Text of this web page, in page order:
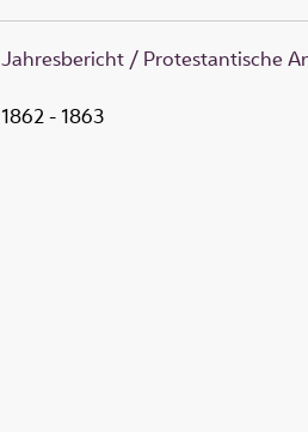
Jahresbericht / Protestantische
1862 - 1863